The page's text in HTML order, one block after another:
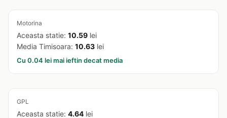
Motorina
Aceasta statie: 10.59 lei
Media Timisoara: 10.63 lei
Cu 0.04 lei mai ieftin decat media
GPL
Aceasta statie: 4.64 lei